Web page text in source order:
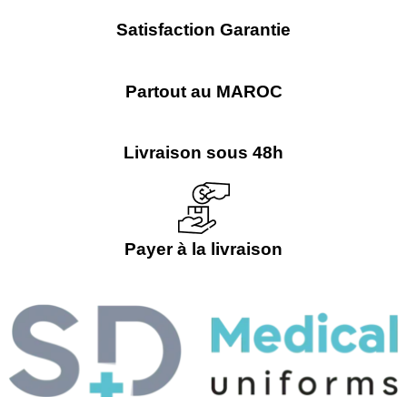
Satisfaction Garantie
Partout au MAROC
Livraison sous 48h
Payer à la livraison